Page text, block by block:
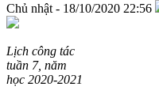
Chủ nhật - 18/10/2020 22:56
Lịch công tác
tuần 7, năm
học 2020-2021